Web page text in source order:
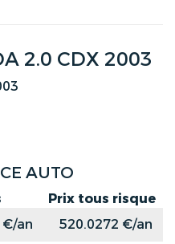
2.0 CDX 2003
AUTO
Prix tous risque
€/an
520.0272 €/an